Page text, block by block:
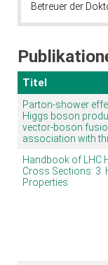
Betreuer der
Titel
Parton-shower
Higgs boson
vector-boson
association with
Handbook of LHC
Cross Sections: 3.
Properties